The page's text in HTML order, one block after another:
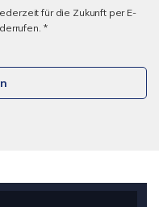
für die Zukunft per E-
*